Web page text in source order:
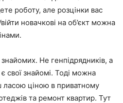
роботу, але розцінки вас
новачкові на об’єкт можна
Не генпідрядників, а
свої знайомі. Тоді можна
ласою ціною в приватному
та ремонт квартир. Тут